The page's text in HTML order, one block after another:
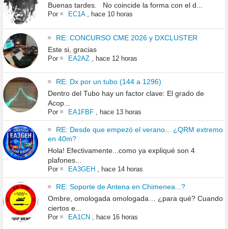
Buenas tardes. No coincide la forma con el d...
Por EC1A, hace 10 horas
RE: CONCURSO CME 2026 y DXCLUSTER
Este si, gracias
Por EA2AZ, hace 12 horas
RE: Dx por un tubo (144 a 1296)
Dentro del Tubo hay un factor clave: El grado de
Acop...
Por EA1FBF, hace 13 horas
RE: Desde que empezó el verano... ¿QRM extremo
en 40m?
Hola! Efectivamente...como ya expliqué son 4
plafones...
Por EA3GEH , hace 14 horas
RE: Soporte de Antena en Chimenea...?
Ombre, omologada omologada… ¿para qué? Cuando
ciertos e...
Por EA1CN , hace 16 horas